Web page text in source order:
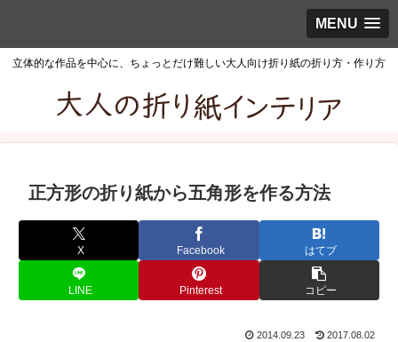
MENU
立体的な作品を中心に、ちょっとだけ難しい大人向け折り紙の折り方・作り方
正方形の折り紙から五角形を作る方法
X Facebook はてブ
LINE Pinterest コピー
2014.09.23 2017.08.02